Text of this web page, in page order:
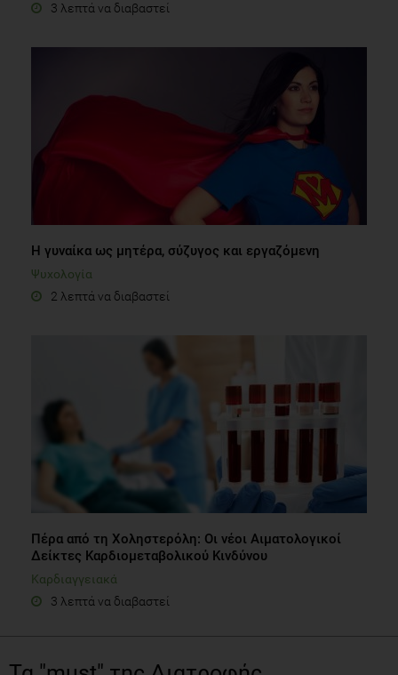
3 λεπτά να διαβαστεί
Η γυναίκα ως μητέρα, σύζυγος και εργαζόμενη
Ψυχολογία
2 λεπτά να διαβαστεί
Πέρα από τη Χοληστερόλη: Οι νέοι Αιματολογικοί
Δείκτες Καρδιομεταβολικού Κινδύνου
Καρδιαγγειακά
3 λεπτά να διαβαστεί